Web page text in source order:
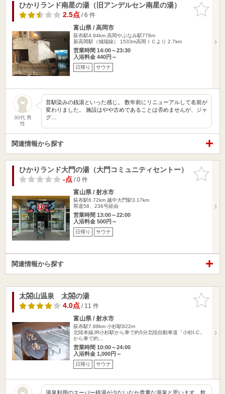
お気に入
りに追加
ひかりランド南星の湯（旧アンデルセン南星の湯）
2.5点/ 6 件
富山県 / 高岡市
荻布駅4.94km 高岡やぶなみ駅778m
新高岡駅（城端線） 1533m高岡ＩＣより 2.7km
営業時間 14:00～23:30
入浴料金 440円～
日帰り サウナ
30代 男
性
昔馴染みの銭湯といった感じ。 数年前にリニューアルして名前が
変わりました。 施設はやや古めであることは否めませんが、ジャ
グ…
関連情報から探す
お気に入
りに追加
ひかりランド大門の湯（大門コミュニティセントー）
-点/ 0 件
富山県 / 射水市
荻布駅6.72km 越中大門駅3.17km
県道58、236号経由
営業時間 13:00～22:00
入浴料金 500円～
日帰り サウナ
関連情報から探す
お気に入
りに追加
太閤山温泉 太閤の湯
4.0点/ 11 件
富山県 / 射水市
荻布駅7.88km 小杉駅822m
北陸本線JR小杉駅から車で約5分北陸自動車道「小杉I.C」
から車で約…
営業時間 10:00～24:00
入浴料金 1,000円～
日帰り サウナ
源泉利用のスーパー銭湯が少ないなか貴重な源泉と思います。飲